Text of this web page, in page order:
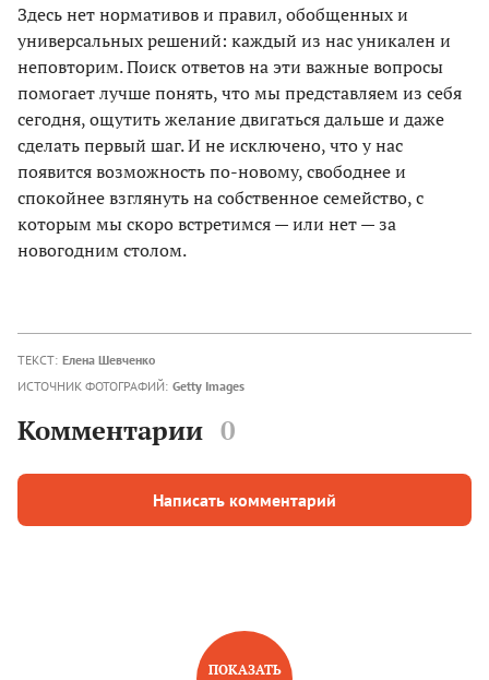
Здесь нет нормативов и правил, обобщенных и
универсальных решений: каждый из нас уникален и
неповторим. Поиск ответов на эти важные вопросы
помогает лучше понять, что мы представляем из себя
сегодня, ощутить желание двигаться дальше и даже
сделать первый шаг. И не исключено, что у нас
появится возможность по-новому, свободнее и
спокойнее взглянуть на собственное семейство, с
которым мы скоро встретимся — или нет — за
новогодним столом.
ТЕКСТ: Елена Шевченко
ИСТОЧНИК ФОТОГРАФИЙ: Getty Images
Комментарии 0
Написать комментарий
ПОКАЗАТЬ